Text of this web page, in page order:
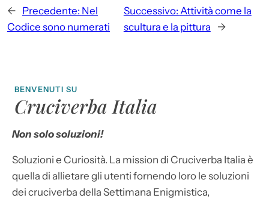
← Precedente: Nel
Codice sono numerati
Successivo: Attività come la
scultura e la pittura
→
BENVENUTI SU
Cruciverba Italia
Non solo soluzioni!
Soluzioni e Curiosità. La mission di Cruciverba Italia è
quella di allietare gli utenti fornendo loro le soluzioni
dei cruciverba della Settimana Enigmistica,